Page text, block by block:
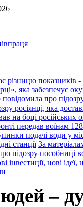
різницю показників
яка забезпечує
про
росіянці, яка
на боці російських
передав воїнам
подачі води у
станції За
підозру пособниці
інвестиції, нові ідеї,
–